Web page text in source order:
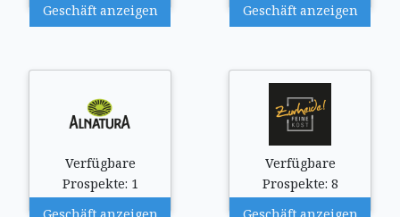
Geschäft anzeigen
Geschäft anzeigen
Verfügbare
Prospekte: 1
Geschäft anzeigen
Verfügbare
Prospekte: 8
Geschäft anzeigen